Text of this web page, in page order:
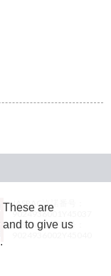
JASRAC許諾番号：
9024936001Y45037
JASRAC許諾番号：
These are
to give us